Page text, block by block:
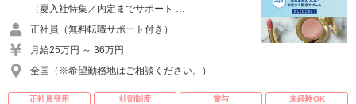
（夏入社特集／内定までサポート …
正社員（無料転職サポート付き）
月給25万円 ～ 36万円
全国（※希望勤務地はご相談ください。）
正社員登用 社割制度 賞与
未経験OK